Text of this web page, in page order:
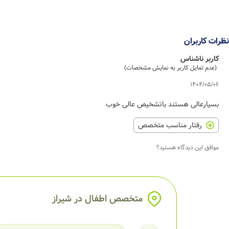
نظرات کاربران
کاربر ناشناس
(عدم تمایل کاربر به نمایش مشخصات)
1404/05/06
بسیارعالی هستند باتشخیص عالی خوب
رفتار مناسب متخصص
موافق این دیدگاه هستید؟
متخصص اطفال در شیراز